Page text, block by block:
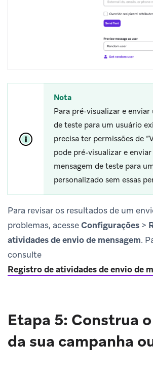
Nota
Para pré-visualizar e enviar
de teste para um usuário
precisa ter permissões de
pode pré-visualizar e
mensagem de teste para
personalizado sem essas
Para revisar os resultados de um
problemas, acesseConfigurações >
atividades de envio de mensagem.
consulte
Registro de atividades de envio de
Etapa 5: Construa
da sua campanha